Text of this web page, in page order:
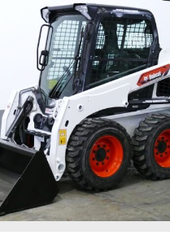
kg, CPB, ROPS / FOPS, SLUTEN
(2 st), ARBETSBELYSNING
värme/ventilation,
transportöglor. Däck: BOBCAT
x 16.5) – runtom ca 80 %,
ca 2 502 mm), bredd: 1 600
är netto vid export, inom
moms. ∗∗∗ FINANSIERING
(VÄRLDEN ÖVER) / VID EXPORT
(!) ∗∗∗ © pb Dcedexxtd Dopfx